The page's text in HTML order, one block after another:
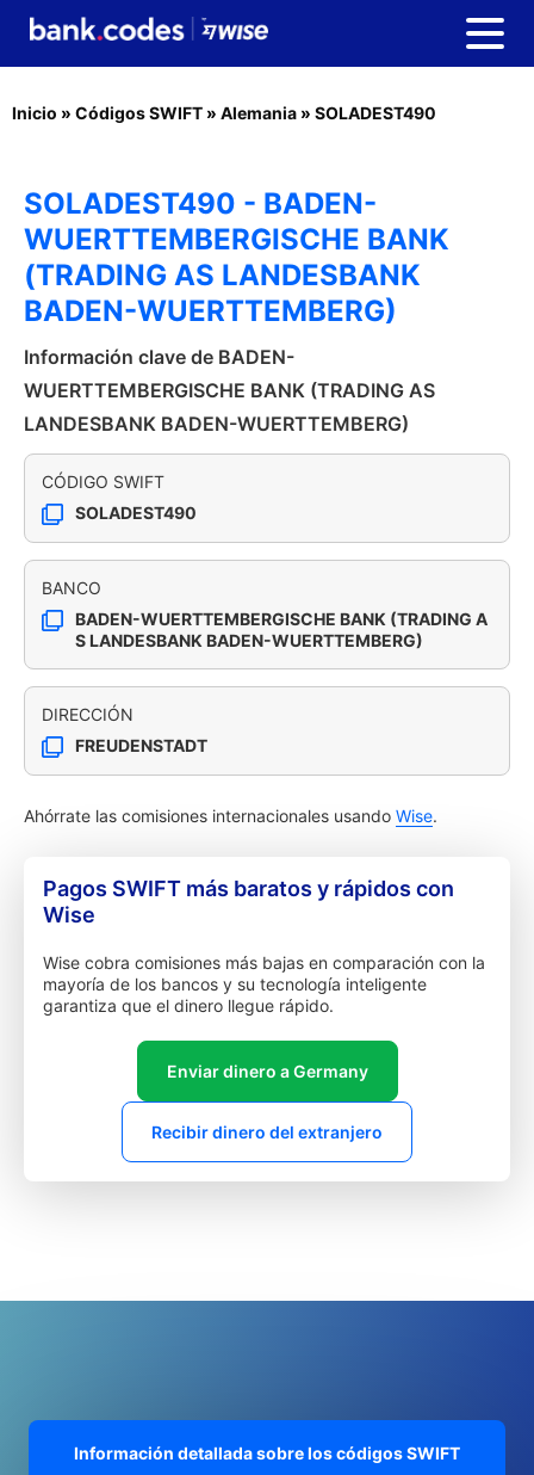
Inicio » Códigos SWIFT » Alemania » SOLADEST490
SOLADEST490 - BADEN-
WUERTTEMBERGISCHE BANK
(TRADING AS LANDESBANK
BADEN-WUERTTEMBERG)
Información clave de BADEN-
WUERTTEMBERGISCHE BANK (TRADING AS
LANDESBANK BADEN-WUERTTEMBERG)
CÓDIGO SWIFT
SOLADEST490
BANCO
BADEN-WUERTTEMBERGISCHE BANK (TRADING A
S LANDESBANK BADEN-WUERTTEMBERG)
DIRECCIÓN
FREUDENSTADT
Ahórrate las comisiones internacionales usando Wise.
Pagos SWIFT más baratos y rápidos con
Wise
Wise cobra comisiones más bajas en comparación con la
mayoría de los bancos y su tecnología inteligente
garantiza que el dinero llegue rápido.
Enviar dinero a Germany
Recibir dinero del extranjero
Información detallada sobre los códigos SWIFT